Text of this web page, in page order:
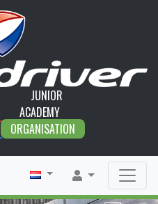
JUNIOR
ACADEMY
ORGANISATION